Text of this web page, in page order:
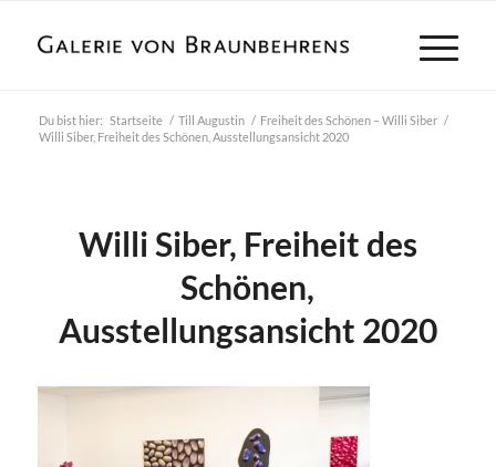
Du bist hier: Startseite / Till Augustin / Freiheit des Schönen – Willi Siber /
Willi Siber, Freiheit des Schönen, Ausstellungsansicht 2020
Willi Siber, Freiheit des
Schönen,
Ausstellungsansicht 2020